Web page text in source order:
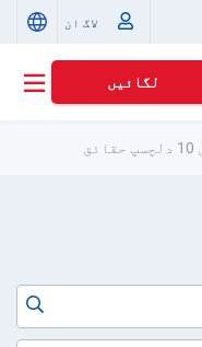
لاگ ان
لگائیں